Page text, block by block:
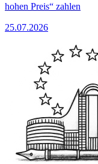
hohen Preis“ zahlen
25.07.2026